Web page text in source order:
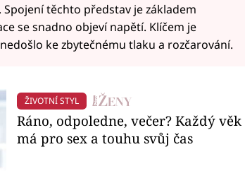
těchto představ je základem
se snadno objeví napětí. Klíčem je
ke zbytečnému tlaku a rozčarování.
ŽIVOTNÍ STYL
Ráno, odpoledne, večer? Každý věk
má pro sex a touhu svůj čas